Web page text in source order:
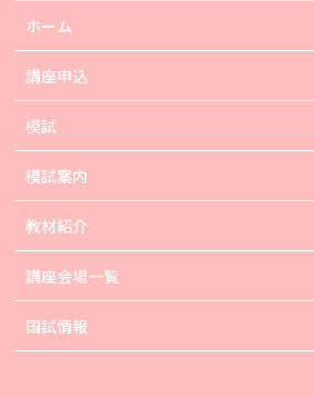
ホーム
講座申込
模試
模試案内
教材紹介
講座会場一覧
国試情報